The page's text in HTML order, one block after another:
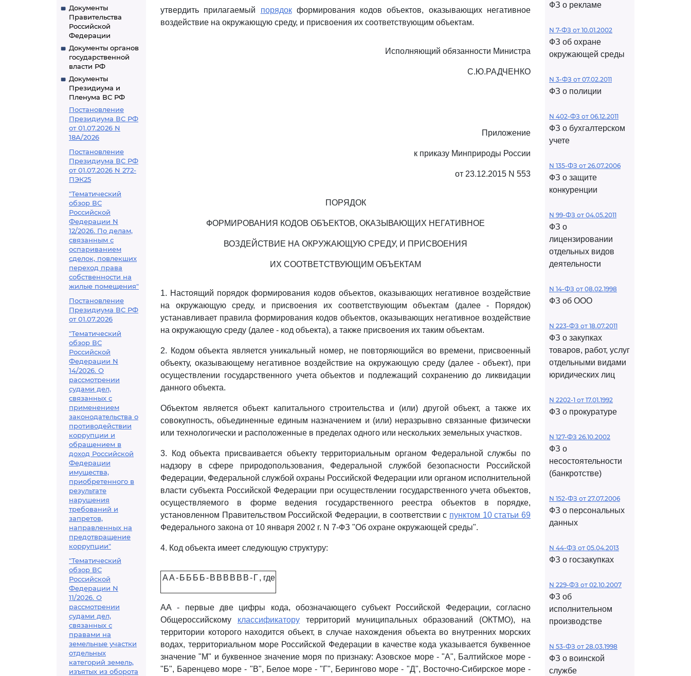
Документы
Правительства
Российской
Федерации
Документы органов
государственной
власти РФ
Документы
Президиума и
Пленума ВС РФ
Постановление
Президиума ВС РФ
от 01.07.2026 N
18А/2026
Постановление
Президиума ВС РФ
от 01.07.2026 N 272-
ПЭК25
"Тематический
обзор ВС
Российской
Федерации N
12/2026. По делам,
связанным с
оспариванием
сделок, повлекших
переход права
собственности на
жилые помещения"
Постановление
Президиума ВС РФ
от 01.07.2026
"Тематический
обзор ВС
Российской
Федерации N
14/2026. О
рассмотрении
судами дел,
связанных с
применением
законодательства о
противодействии
коррупции и
обращением в
доход Российской
Федерации
имущества,
приобретенного в
результате
нарушения
требований и
запретов,
направленных на
предотвращение
коррупции"
"Тематический
обзор ВС
Российской
Федерации N
11/2026. О
рассмотрении
судами дел,
связанных с
правами на
земельные участки
отдельных
категорий земель,
изъятых из оборота
утвердить прилагаемый порядокформирования кодов объектов, оказывающих негативное
воздействие на окружающую среду, и присвоения их соответствующим объектам.
Исполняющий обязанности Министра
С.Ю.РАДЧЕНКО
Приложение
к приказу Минприроды России
от 23.12.2015 N 553
ПОРЯДОК
ФОРМИРОВАНИЯ КОДОВ ОБЪЕКТОВ, ОКАЗЫВАЮЩИХ НЕГАТИВНОЕ
ВОЗДЕЙСТВИЕ НА ОКРУЖАЮЩУЮ СРЕДУ, И ПРИСВОЕНИЯ
ИХ СООТВЕТСТВУЮЩИМ ОБЪЕКТАМ
1. Настоящий порядок формирования кодов объектов, оказывающих негативное воздействие
на окружающую среду, и присвоения их соответствующим объектам (далее - Порядок)
устанавливает правила формирования кодов объектов, оказывающих негативное воздействие
на окружающую среду (далее - код объекта), а также присвоения их таким объектам.
2. Кодом объекта является уникальный номер, не повторяющийся во времени, присвоенный
объекту, оказывающему негативное воздействие на окружающую среду (далее - объект), при
осуществлении государственного учета объектов и подлежащий сохранению до ликвидации
данного объекта.
Объектом является объект капитального строительства и (или) другой объект, а также их
совокупность, объединенные единым назначением и (или) неразрывно связанные физически
или технологически и расположенные в пределах одного или нескольких земельных участков.
3. Код объекта присваивается объекту территориальным органом Федеральной службы по
надзору в сфере природопользования, Федеральной службой безопасности Российской
Федерации, Федеральной службой охраны Российской Федерации или органом исполнительной
власти субъекта Российской Федерации при осуществлении государственного учета объектов,
осуществляемого в форме ведения государственного реестра объектов в порядке,
установленном Правительством Российской Федерации, в соответствии с пунктом 10 статьи 69
Федерального закона от 10 января 2002 г. N 7-ФЗ "Об охране окружающей среды".
4. Код объекта имеет следующую структуру:
АА- Б Б Б Б- В В В В В В- Г, где
АА - первые две цифры кода, обозначающего субъект Российской Федерации, согласно
Общероссийскому классификаторутерриторий муниципальных образований (ОКТМО), на
территории которого находится объект, в случае нахождения объекта во внутренних морских
водах, территориальном море Российской Федерации в качестве кода указывается буквенное
значение "М" и буквенное значение моря по признаку: Азовское море - "А", Балтийское море -
"Б", Баренцево море - "В", Белое море - "Г", Берингово море - "Д", Восточно-Сибирское море -
ФЗ о рекламе
N 7-ФЗ от 10.01.2002
ФЗ об охране
окружающей среды
N 3-ФЗ от 07.02.2011
ФЗ о полиции
N 402-ФЗ от 06.12.2011
ФЗ о бухгалтерском
учете
N 135-ФЗ от 26.07.2006
ФЗ о защите
конкуренции
N 99-ФЗ от 04.05.2011
ФЗ о
лицензировании
отдельных видов
деятельности
N 14-ФЗ от 08.02.1998
ФЗ об ООО
N 223-ФЗ от 18.07.2011
ФЗ о закупках
товаров, работ, услуг
отдельными видами
юридических лиц
N 2202-1 от 17.01.1992
ФЗ о прокуратуре
N 127-ФЗ 26.10.2002
ФЗ о
несостоятельности
(банкротстве)
N 152-ФЗ от 27.07.2006
ФЗ о персональных
данных
N 44-ФЗ от 05.04.2013
ФЗ о госзакупках
N 229-ФЗ от 02.10.2007
ФЗ об
исполнительном
производстве
N 53-ФЗ от 28.03.1998
ФЗ о воинской
службе